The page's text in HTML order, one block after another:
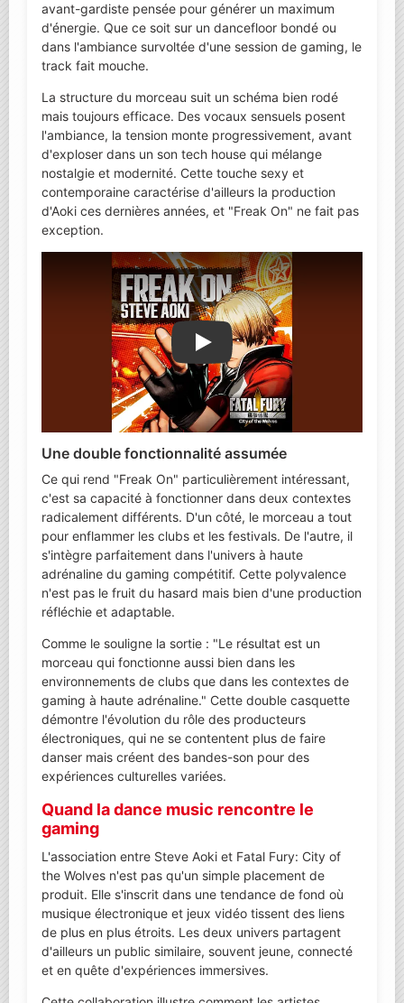
avant-gardiste pensée pour générer un maximum
d'énergie. Que ce soit sur un dancefloor bondé ou
dans l'ambiance survoltée d'une session de gaming, le
track fait mouche.
La structure du morceau suit un schéma bien rodé
mais toujours efficace. Des vocaux sensuels posent
l'ambiance, la tension monte progressivement, avant
d'exploser dans un son tech house qui mélange
nostalgie et modernité. Cette touche sexy et
contemporaine caractérise d'ailleurs la production
d'Aoki ces dernières années, et "Freak On" ne fait pas
exception.
Lire la vidéo YouTube
Une double fonctionnalité assumée
Ce qui rend "Freak On" particulièrement intéressant,
c'est sa capacité à fonctionner dans deux contextes
radicalement différents. D'un côté, le morceau a tout
pour enflammer les clubs et les festivals. De l'autre, il
s'intègre parfaitement dans l'univers à haute
adrénaline du gaming compétitif. Cette polyvalence
n'est pas le fruit du hasard mais bien d'une production
réfléchie et adaptable.
Comme le souligne la sortie : "Le résultat est un
morceau qui fonctionne aussi bien dans les
environnements de clubs que dans les contextes de
gaming à haute adrénaline." Cette double casquette
démontre l'évolution du rôle des producteurs
électroniques, qui ne se contentent plus de faire
danser mais créent des bandes-son pour des
expériences culturelles variées.
Quand la dance music rencontre le
gaming
L'association entre Steve Aoki et Fatal Fury: City of
the Wolves n'est pas qu'un simple placement de
produit. Elle s'inscrit dans une tendance de fond où
musique électronique et jeux vidéo tissent des liens
de plus en plus étroits. Les deux univers partagent
d'ailleurs un public similaire, souvent jeune, connecté
et en quête d'expériences immersives.